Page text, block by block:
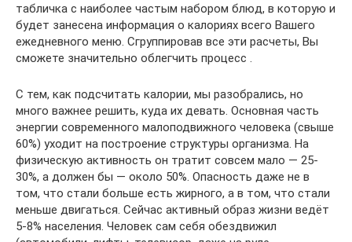
табличка с наиболее частым набором блюд, в которую и
будет занесена информация о калориях всего Вашего
ежедневного меню. Сгруппировав все эти расчеты, Вы
сможете значительно облегчить процесс .
С тем, как подсчитать калории, мы разобрались, но
много важнее решить, куда их девать. Основная часть
энергии современного малоподвижного человека (свыше
60%) уходит на построение структуры организма. На
физическую активность он тратит совсем мало — 25-
30%, а должен бы — около 50%. Опасность даже не в
том, что стали больше есть жирного, а в том, что стали
меньше двигаться. Сейчас активный образ жизни ведёт
5-8% населения. Человек сам себя обездвижил